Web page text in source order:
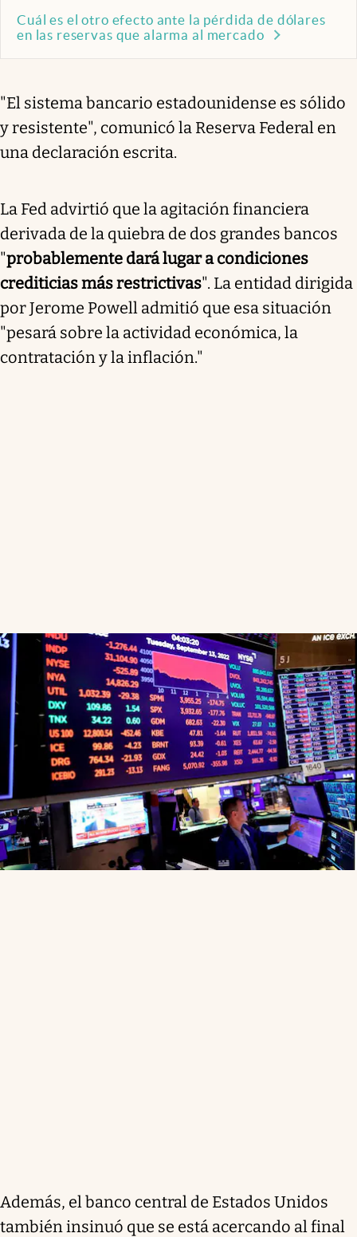
Cuál es el otro efecto ante la pérdida de dólares
en las reservas que alarma al mercado
"El sistema bancario estadounidense es sólido
y resistente", comunicó la Reserva Federal en
una declaración escrita.
La Fed advirtió que la agitación financiera
derivada de la quiebra de dos grandes bancos
"probablemente dará lugar a condiciones
crediticias más restrictivas". La entidad dirigida
por Jerome Powell admitió que esa situación
"pesará sobre la actividad económica, la
contratación y la inflación."
Además, el banco central de Estados Unidos
también insinuó que se está acercando al final